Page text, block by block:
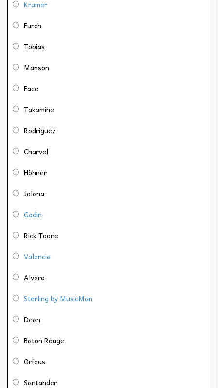
Kramer
Furch
Tobias
Manson
Face
Takamine
Rodriguez
Charvel
Höhner
Jolana
Godin
Rick Toone
Valencia
Alvaro
Sterling by MusicMan
Dean
Baton Rouge
Orfeus
Santander